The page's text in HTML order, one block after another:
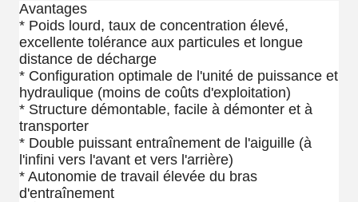
Avantages
* Poids lourd, taux de concentration élevé,
excellente tolérance aux particules et longue
distance de décharge
* Configuration optimale de l'unité de puissance et
hydraulique (moins de coûts d'exploitation)
* Structure démontable, facile à démonter et à
transporter
* Double puissant entraînement de l'aiguille (à
l'infini vers l'avant et vers l'arrière)
* Autonomie de travail élevée du bras
d'entraînement